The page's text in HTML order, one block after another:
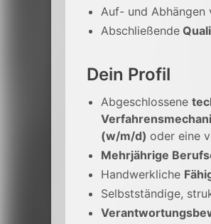
Auf- und Abhängen
Abschließende
Dein Profil
Abgeschlossene
(w/m/d) oder eine
Mehrjährige
Handwerkliche
Selbstständige,